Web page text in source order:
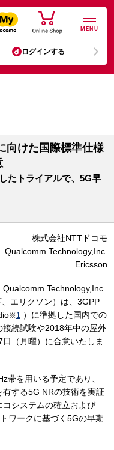
MENU
ログインする
向けた国際標準仕様
たトライアルで、5G早
株式会社NTTドコモ
Qualcomm Technology,Inc.
Ericsson
Technology,Inc.
エリクソン）は、3GPP
※1 ）に準拠した国内での
接続試験や2018年中の屋外
（月曜）に合意いたしま
帯を用いる予定であり、
する5G NRの技術を実証
システムの確立および
ワークに基づく5Gの早期